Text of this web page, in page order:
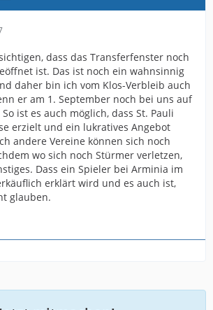
dass das Transferfenster noch
ist. Das ist noch ein wahnsinnig
daher bin ich vom Klos-Verbleib auch
er am 1. September noch bei uns auf
ist es auch möglich, dass St. Pauli
erzielt und ein lukratives Angebot
andere Vereine können sich noch
wo sich noch Stürmer verletzen,
Dass ein Spieler bei Arminia im
erklärt wird und es auch ist,
glauben.